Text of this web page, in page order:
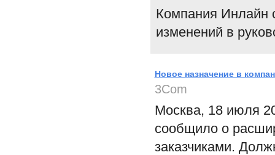
Компания Инлайн
изменений в
Новое назначение в
3Com
Москва, 18 июля
сообщило о
заказчиками.